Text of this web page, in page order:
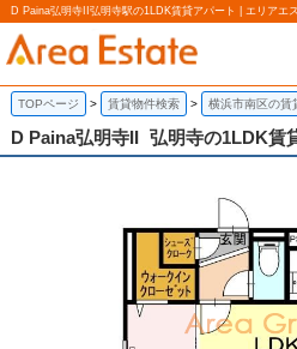
D Paina弘明寺II弘明寺駅の1LDK賃貸アパート | エリアエ
TOPページ 賃貸物件検索 横浜市南区の賃
D Paina弘明寺II 弘明寺の1LDK賃